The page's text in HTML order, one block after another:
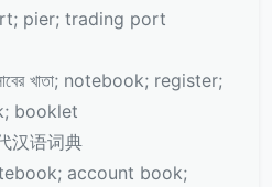
pier; trading port
খাতা; notebook; register;
booklet
汉语词典
account book;